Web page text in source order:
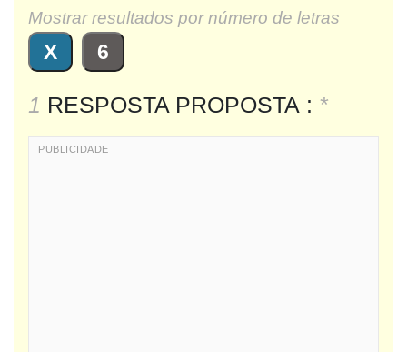
Mostrar resultados por número de letras
X 6
1 RESPOSTA PROPOSTA : *